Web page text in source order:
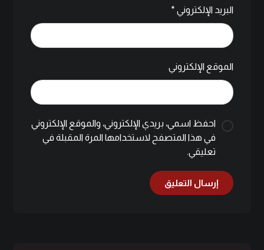
البريد الإلكتروني *
الموقع الإلكتروني
احفظ اسمي، بريدي الإلكتروني، والموقع الإلكتروني
في هذا المتصفح لاستخدامها المرة المقبلة في
تعليقي.
إرسال التعليق